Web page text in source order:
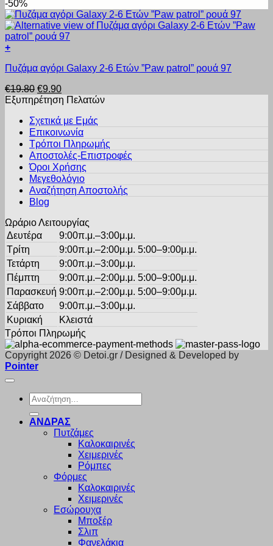
στη
σελίδα
του
προϊόντος
πολλαπλές
παραλλαγές.
Οι
επιλογές
μπορούν
επιλεγούν
σελίδα
του
προϊόντος
was:
€19.60.
τιμή
είναι:
€9.80.
-50%
+
το
έχει
πολλαπλές
επιλογές
μπορούν
επιλεγούν
σελίδα
Πυζάμα αγόρι Galaxy 2-6 Ετών ”Paw patrol” ρουά 97
€19.80 Original
price
€19.80.
€9.90Η
τρέχουσα
είναι:
€9.90.
Εξυπηρέτηση Πελατών
Σχετικά με Εμάς
Επικοινωνία
Τρόποι Πληρωμής
Αποστολές-Επιστροφές
Όροι Χρήσης
Μεγεθολόγιο
Αναζήτηση Αποστολής
Blog
Ωράριο Λειτουργίας
Δευτέρα
9:00π.μ.–3:00μ.μ.
Τρίτη
9:00π.μ.–2:00μ.μ. 5:00–9:00μ.μ.
Τετάρτη
9:00π.μ.–3:00μ.μ.
Πέμπτη
9:00π.μ.–2:00μ.μ. 5:00–9:00μ.μ.
Παρασκευή 9:00π.μ.–2:00μ.μ. 5:00–9:00μ.μ.
Σάββατο
9:00π.μ.–3:00μ.μ.
Κυριακή
Κλειστά
Τρόποι Πληρωμής
Copyright 2026 © Detoi.gr / Designed & Developed by
Pointer
Αναζήτηση
για:
ΑΝΔΡΑΣ
Πυτζάμες
Καλοκαιρινές
Χειμερινές
Ρόμπες
Φόρμες
Καλοκαιρινές
Χειμερινές
Εσώρουχα
Μποξέρ
Σλιπ
Φανελάκια